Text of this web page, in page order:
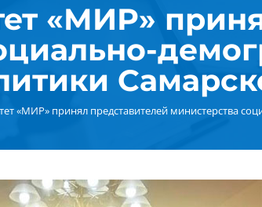
«МИР»
«МИР» принял представителей министерства